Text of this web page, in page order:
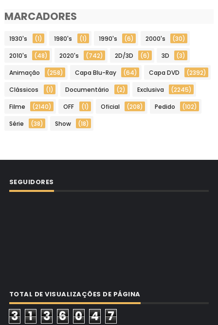
MARCADORES
1930's (1) 1980's (1) 1990's (6) 2000's (30)
2010's (48) 2020's (742) 2D/3D (6) 3D (3)
Animação (258) Capa Blu-Ray (64) Capa DVD (2392)
Clássicos (1) Documentário (2) Exclusiva (2245)
Filme (2140) OFF (1) Oficial (208) Pedido (102)
Série (38) Show (18)
SEGUIDORES
TOTAL DE VISUALIZAÇÕES DE PÁGINA
3 1 3 6 0 4 7